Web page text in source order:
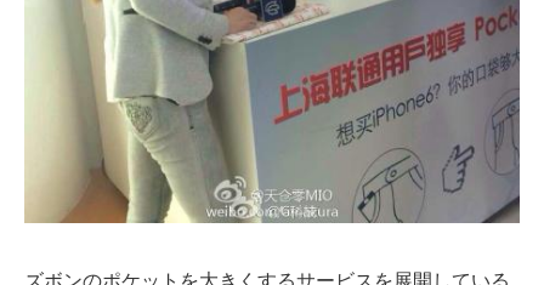
ズボンのポケットを大きくするサービスを展開している